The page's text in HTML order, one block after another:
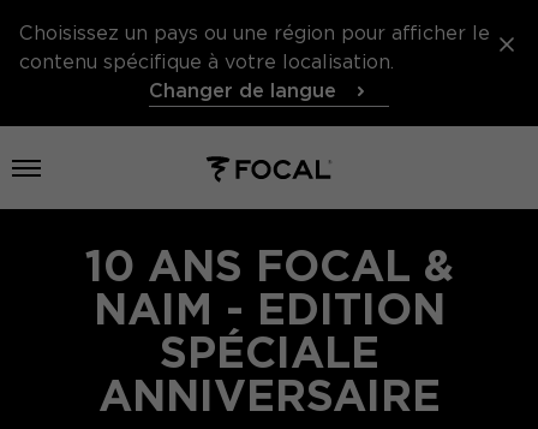
Choisissez un pays ou une région pour afficher le
contenu spécifique à votre localisation.
Changer de langue
Ouvrir le menu
10 ANS FOCAL &
NAIM - EDITION
SPÉCIALE
ANNIVERSAIRE